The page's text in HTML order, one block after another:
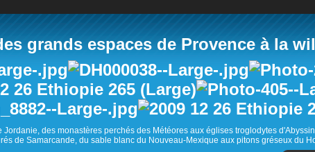
grands espaces de Provence à la
des monastères perchés des Météores aux églises troglodytes
de Samarcande, du sable blanc du Nouveau-Mexique aux pitons gréseux du